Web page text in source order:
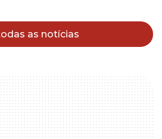
as notícias